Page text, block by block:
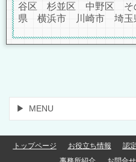
谷区 杉並区 中野区 そ
県 横浜市 川崎市 埼玉
MENU
トップページ お役立ち情報 認